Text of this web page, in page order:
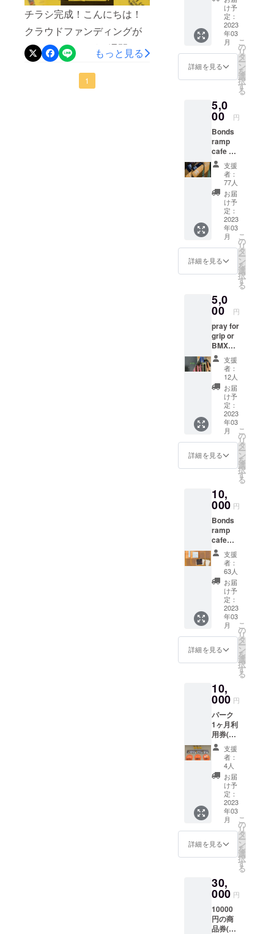
bondsrampcafe_oueng-mail
:
syunsukeBones@gmail.com
v=18AKJiyhjnQKSBニュー
ス
↓https://news.ksb.co.jp/articl
e/14775464
も見てみてくださいね。
Yumelog/ユメログ
Twitter↓@Yumecatalogこの
クラウドファンディングの
Instagram↓bondsrampcafe_
チラシ完成！こんにちは！
クラウドファンディングが
スタートしてもう1週間と少
し経ちました！支援者も順
調に増えていて支援してく
もっと見る
1
スケー
トボー
ドおよ
びBMX
の滑走
が可能
です。
ヘル
メット
は必須
です(レ
ンタル
可)。 営
業日
水、
木、金
15:00 ~
22:00
土、
日、祝
12:00 ~
22:00
定休日
月、火
※日程の
変更が
致しま
す。
け予
定：
2023
年03
月
詳細を見る
こ
の
リ
タ
ー
ン
を
選
択
す
る
5,0
00 円
Bonds
ramp
cafe オ
リジナ
ルタオ
ル1枚 2
種類の
カラー
からお
選びい
ただけ
ます！
＊下記
のカ
ラーの
中から
に記入
をお願
いしま
す。 カ
ラー ①
ブラッ
ク
②オレ
ンジ
支援
者：
77人
お届
け予
定：
2023
年03
月
詳細を見る
こ
の
リ
タ
ー
ン
を
選
択
す
る
5,0
00 円
pray for
grip or
BMXグ
リップ
＊BMX
グリッ
プは店
長厳選
の商品
をお送
りしま
す。 内
径はハ
ンドル
バーの
22.2m
応しま
す。左
右のペ
ア売り
になり
ます。
ブラン
ド例)
Primo
、
eclat、
kinkBM
X、cult
など
支援
者：
12人
お届
け予
定：
2023
年03
月
詳細を見る
こ
の
リ
タ
ー
ン
を
選
択
す
る
10,
000 円
Bonds
ramp
cafeオ
リジナ
ルtシャ
ツ+オリ
ジナル
ステッ
カー2枚
tシャツ
のカ
ラーの
種類と
サイズ
は以下
の展開
ており
ます。
＊下記
のカ
ラー、
サイズ
の中か
ら備考
欄に記
入をお
願いし
ます。
カラー
①ホワ
イト
②ブ
〜
160cm
S〜XL
支援
者：
63人
お届
け予
定：
2023
年03
月
詳細を見る
こ
の
リ
タ
ー
ン
を
選
択
す
る
10,
000 円
パーク
1ヶ月利
用券(有
効期限
なし) ※
利用開
始日か
ら１ヶ
月間
パーク
内で、
スケー
トボー
ドおよ
びBMX
の滑走
です。
ヘル
メット
の装着
は必須
です(レ
支援
者：
4人
お届
け予
定：
2023
年03
月
詳細を見る
こ
の
リ
タ
ー
ン
を
選
択
す
る
30,
000 円
10000
円の商
品券(有